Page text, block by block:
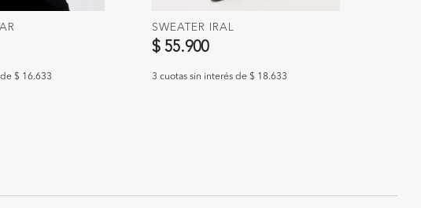
$ 16.633
SWEATER IRAL
$ 55.900
3 cuotas sin interés de $ 18.633